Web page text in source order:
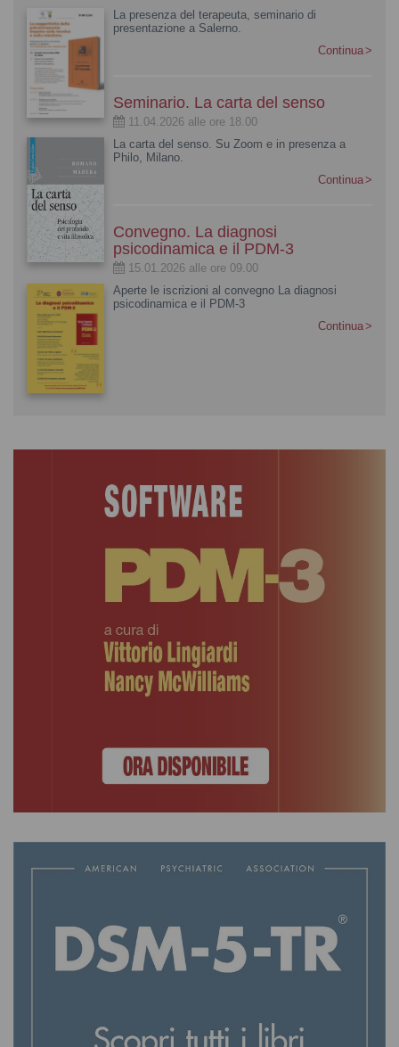
La presenza del terapeuta, seminario di
presentazione a Salerno.
Continua
Seminario. La carta del senso
11.04.2026 alle ore 18.00
La carta del senso. Su Zoom e in presenza a
Philo, Milano.
Continua
Convegno. La diagnosi
psicodinamica e il PDM-3
15.01.2026 alle ore 09.00
Aperte le iscrizioni al convegno La diagnosi
psicodinamica e il PDM-3
Continua